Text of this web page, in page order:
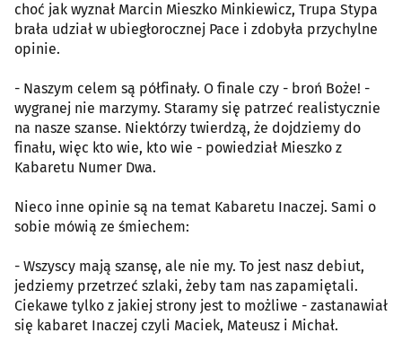
choć jak wyznał Marcin Mieszko Minkiewicz, Trupa Stypa
brała udział w ubiegłorocznej Pace i zdobyła przychylne
opinie.
- Naszym celem są półfinały. O finale czy - broń Boże! -
wygranej nie marzymy. Staramy się patrzeć realistycznie
na nasze szanse. Niektórzy twierdzą, że dojdziemy do
finału, więc kto wie, kto wie - powiedział Mieszko z
Kabaretu Numer Dwa.
Nieco inne opinie są na temat Kabaretu Inaczej. Sami o
sobie mówią ze śmiechem:
- Wszyscy mają szansę, ale nie my. To jest nasz debiut,
jedziemy przetrzeć szlaki, żeby tam nas zapamiętali.
Ciekawe tylko z jakiej strony jest to możliwe - zastanawiał
się kabaret Inaczej czyli Maciek, Mateusz i Michał.